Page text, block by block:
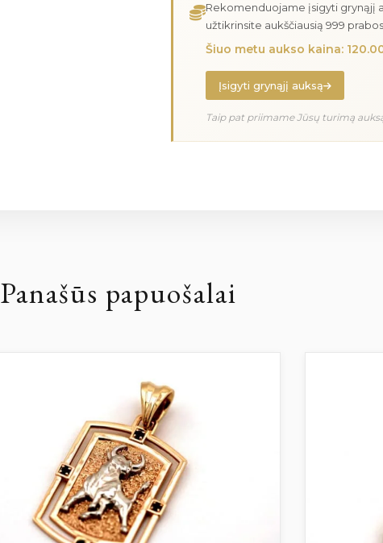
Rekomenduojame įsigyti grynąjį
užtikrinsite aukščiausią 999
Šiuo metu aukso kaina:
Įsigyti grynąjį auksą
Taip pat priimame Jūsų turimą
Panašūs papuošalai